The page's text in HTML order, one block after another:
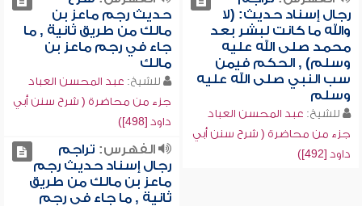
رجال إسناد حديث: (لا
والله ما كانت لبشر بعد
محمد صلى الله عليه
وسلم) , الحكم فيمن
سب النبي صلى الله عليه
وسلم
للشيخ: عبد المحسن العباد
جزء من محاضرة ( شرح سنن أبي
داود [492])
حديث رجم ماعز بن
مالك من طريق ثانية , ما
جاء في رجم ماعز بن
مالك
للشيخ: عبد المحسن العباد
جزء من محاضرة ( شرح سنن أبي
داود [498])
الفهرس: تراجم
رجال إسناد حديث رجم
ماعز بن مالك من طريق
ثانية , ما جاء في رجم